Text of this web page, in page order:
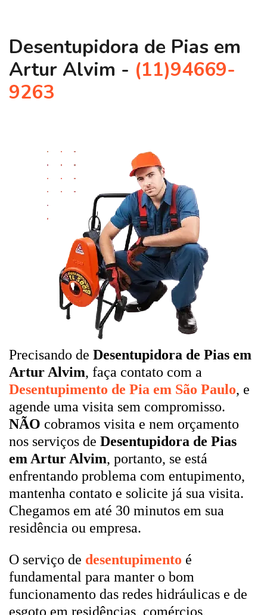
Desentupidora de Pias em
Artur Alvim - (11)94669-
9263
Precisando de Desentupidora de Pias em
Artur Alvim, faça contato com a
Desentupimento de Pia em São Paulo, e
agende uma visita sem compromisso.
NÃO cobramos visita e nem orçamento
nos serviços de Desentupidora de Pias
em Artur Alvim, portanto, se está
enfrentando problema com entupimento,
mantenha contato e solicite já sua visita.
Chegamos em até 30 minutos em sua
residência ou empresa.
O serviço de desentupimento é
fundamental para manter o bom
funcionamento das redes hidráulicas e de
esgoto em residências, comércios,